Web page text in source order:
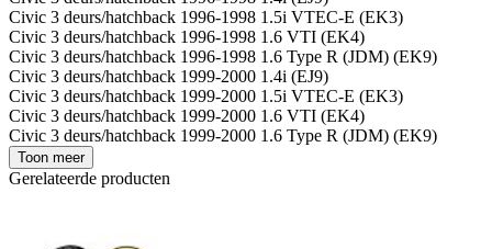
Civic 3 deurs/hatchback 1996-1998 1.5i VTEC-E (EK3)
Civic 3 deurs/hatchback 1996-1998 1.6 VTI (EK4)
Civic 3 deurs/hatchback 1996-1998 1.6 Type R (JDM) (EK9)
Civic 3 deurs/hatchback 1999-2000 1.4i (EJ9)
Civic 3 deurs/hatchback 1999-2000 1.5i VTEC-E (EK3)
Civic 3 deurs/hatchback 1999-2000 1.6 VTI (EK4)
Civic 3 deurs/hatchback 1999-2000 1.6 Type R (JDM) (EK9)
Toon meer
Gerelateerde producten